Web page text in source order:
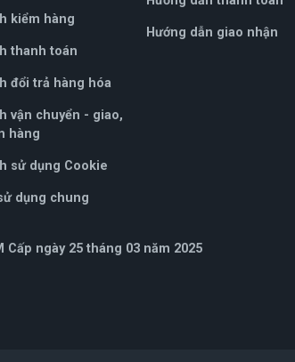
kiểm hàng
thanh toán
đổi trả hàng hóa
vận chuyển - giao,
hàng
sử dụng Cookie
dụng chung
Hướng dẫn giao nhận
Cấp ngày 25 tháng 03 năm 2025